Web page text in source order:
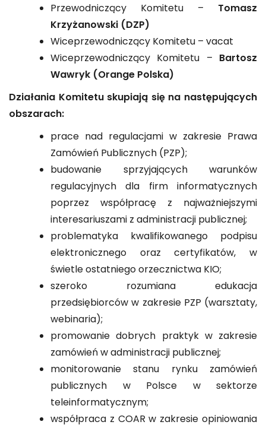
Przewodniczący Komitetu – Tomasz
Krzyżanowski (DZP)
Wiceprzewodniczący Komitetu – vacat
Wiceprzewodniczący Komitetu – Bartosz
Wawryk (Orange Polska)
Działania Komitetu skupiają się na następujących
obszarach:
prace nad regulacjami w zakresie Prawa
Zamówień Publicznych (PZP);
budowanie sprzyjających warunków
regulacyjnych dla firm informatycznych
poprzez współpracę z najważniejszymi
interesariuszami z administracji publicznej;
problematyka kwalifikowanego podpisu
elektronicznego oraz certyfikatów, w
świetle ostatniego orzecznictwa KIO;
szeroko rozumiana edukacja
przedsiębiorców w zakresie PZP (warsztaty,
webinaria);
promowanie dobrych praktyk w zakresie
zamówień w administracji publicznej;
monitorowanie stanu rynku zamówień
publicznych w Polsce w sektorze
teleinformatycznym;
współpraca z COAR w zakresie opiniowania